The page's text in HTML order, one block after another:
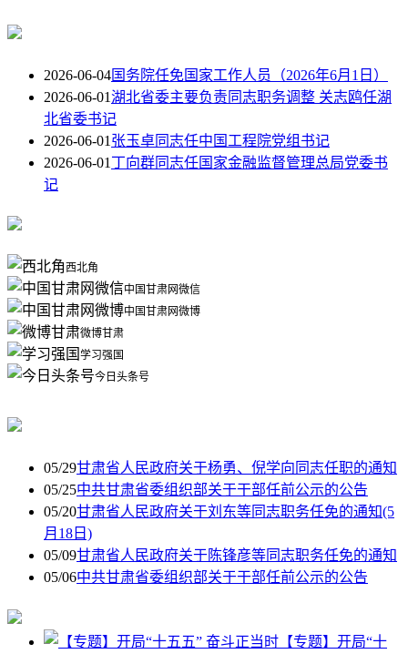
2026-06-04国务院任免国家工作人员（2026年6月1日）
2026-06-01湖北省委主要负责同志职务调整 关志鸥任湖
北省委书记
2026-06-01 张玉卓同志任中国工程院党组书记
2026-06-01 丁向群同志任国家金融监督管理总局党委书
记
西北角
中国甘肃网微信
中国甘肃网微博
微博甘肃
学习强国
今日头条号
05/29甘肃省人民政府关于杨勇、倪学向同志任职的通知
05/25中共甘肃省委组织部关于干部任前公示的公告
05/20甘肃省人民政府关于刘东等同志职务任免的通知(5
月18日)
05/09甘肃省人民政府关于陈锋彦等同志职务任免的通知
05/06中共甘肃省委组织部关于干部任前公示的公告
【专题】开局“十